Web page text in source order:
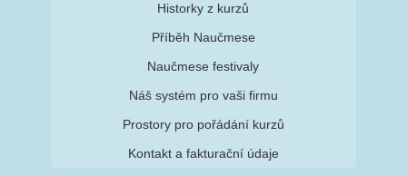
Historky z kurzů
Příběh Naučmese
Naučmese festivaly
Náš systém pro vaši firmu
Prostory pro pořádání kurzů
Kontakt a fakturační údaje